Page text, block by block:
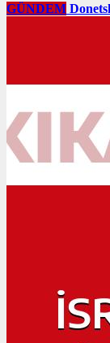
GÜNDEM